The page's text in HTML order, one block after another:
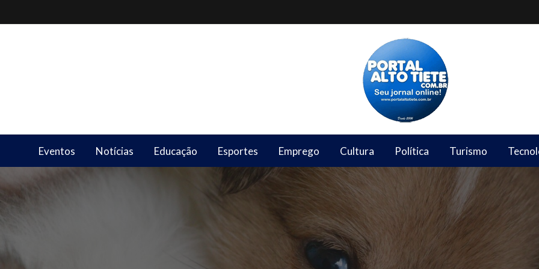
to
Eventos Notícias Educação Esportes Emprego Cultura Política Turismo